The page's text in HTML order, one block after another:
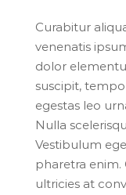
Curabitur
venenatis
dolor
suscipit,
egestas leo
Nulla
Vestibulum
pharetra enim.
ultricies at